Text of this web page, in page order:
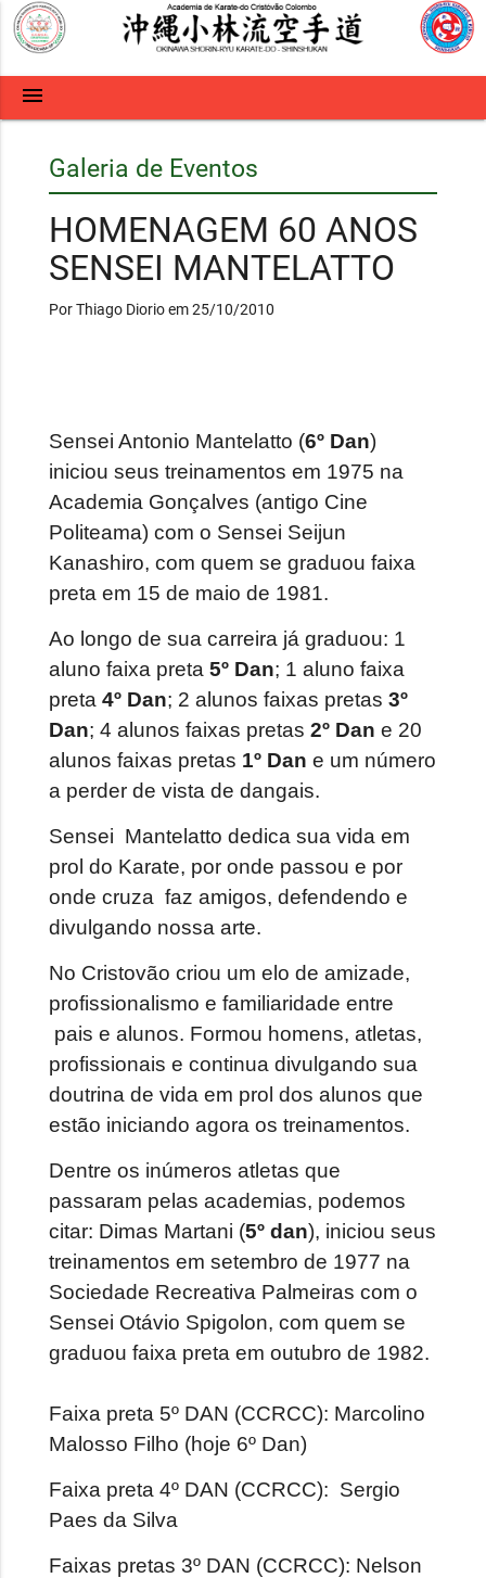
menu
Galeria de Eventos
HOMENAGEM 60 ANOS
SENSEI MANTELATTO
Por Thiago Diorio em 25/10/2010
Sensei Antonio Mantelatto (6º Dan)
iniciou seus treinamentos em 1975 na
Academia Gonçalves (antigo Cine
Politeama) com o Sensei Seijun
Kanashiro, com quem se graduou faixa
preta em 15 de maio de 1981.
Ao longo de sua carreira já graduou: 1
aluno faixa preta 5º Dan; 1 aluno faixa
preta 4º Dan; 2 alunos faixas pretas 3º
Dan; 4 alunos faixas pretas 2º Dan e 20
alunos faixas pretas 1º Dan e um número
a perder de vista de dangais.
Sensei Mantelatto dedica sua vida em
prol do Karate, por onde passou e por
onde cruza faz amigos, defendendo e
divulgando nossa arte.
No Cristovão criou um elo de amizade,
profissionalismo e familiaridade entre
pais e alunos. Formou homens, atletas,
profissionais e continua divulgando sua
doutrina de vida em prol dos alunos que
estão iniciando agora os treinamentos.
Dentre os inúmeros atletas que
passaram pelas academias, podemos
citar: Dimas Martani (5º dan), iniciou seus
treinamentos em setembro de 1977 na
Sociedade Recreativa Palmeiras com o
Sensei Otávio Spigolon, com quem se
graduou faixa preta em outubro de 1982.
Faixa preta 5º DAN (CCRCC): Marcolino
Malosso Filho (hoje 6º Dan)
Faixa preta 4º DAN (CCRCC): Sergio
Paes da Silva
Faixas pretas 3º DAN (CCRCC): Nelson